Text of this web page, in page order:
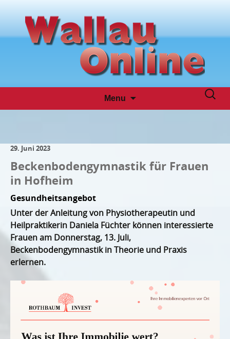
Menu
Suchen
29. Juni 2023
Beckenbodengymnastik für Frauen
in Hofheim
Gesundheitsangebot
Unter der Anleitung von Physiotherapeutin und
Heilpraktikerin Daniela Füchter können interessierte
Frauen am Donnerstag, 13. Juli,
Beckenbodengymnastik in Theorie und Praxis
erlernen.